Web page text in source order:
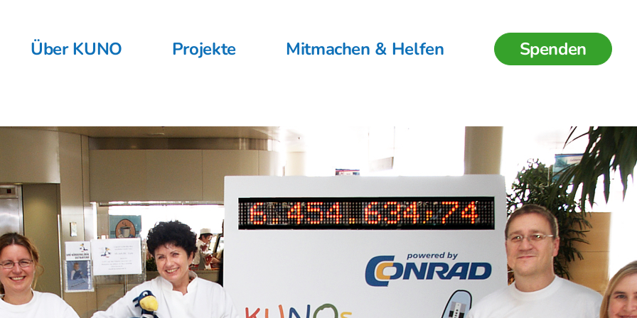
Über KUNO Projekte Mitmachen & Helfen Spenden